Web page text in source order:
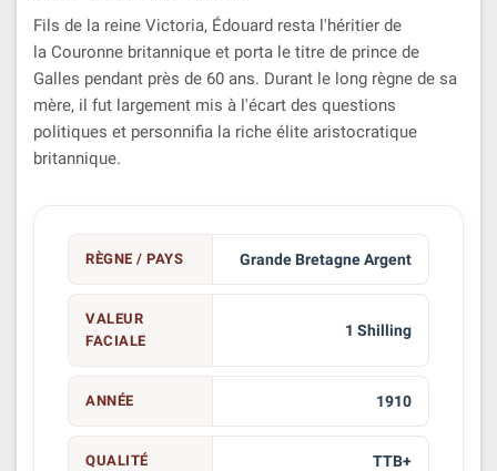
Fils de la reine Victoria, Édouard resta l'héritier de
la Couronne britannique et porta le titre de prince de
Galles pendant près de 60 ans. Durant le long règne de sa
mère, il fut largement mis à l'écart des questions
politiques et personnifia la riche élite aristocratique
britannique.
RÈGNE / PAYS Grande Bretagne Argent
VALEUR
FACIALE
1 Shilling
ANNÉE 1910
QUALITÉ TTB+